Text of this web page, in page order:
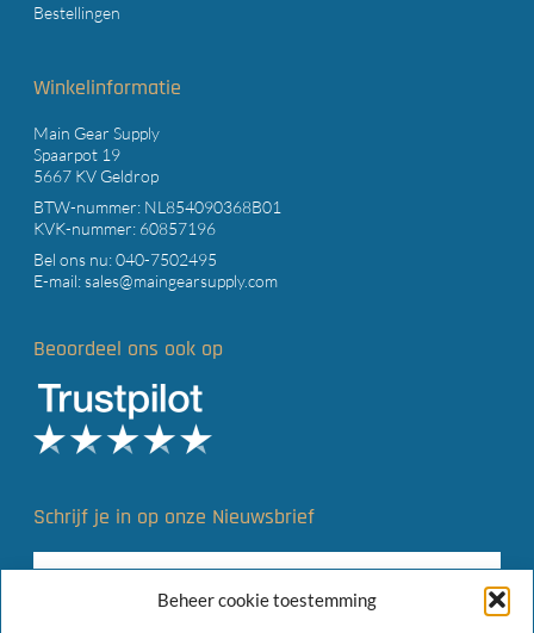
Beheer cookie toestemming
Bestellingen
Winkelinformatie
Main Gear Supply
Spaarpot 19
5667 KV Geldrop
BTW-nummer: NL854090368B01
KVK-nummer: 60857196
Bel ons nu:040-7502495
E-mail:sales@maingearsupply.com
Beoordeel ons ook op
Schrijf je in op onze Nieuwsbrief